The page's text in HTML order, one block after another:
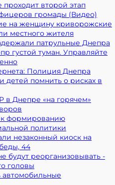
второй этап
громады (Видео)
на женщину криворожские
местного жителя
патрульные Днепра
густой туман. Управляйте
Полиция Днепра
детей помнить о рисках в
Днепре «на горячем»
формированию
политики
незаконный киоск на
44
будут реорганизовывать -
головы
автомобильные